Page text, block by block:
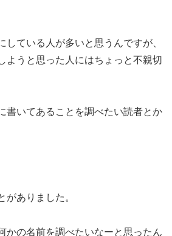
している人が多いと思うんですが、
ようと思った人にはちょっと不親切
書いてあることを調べたい読者とか
がありました。
かの名前を調べたいなーと思ったん